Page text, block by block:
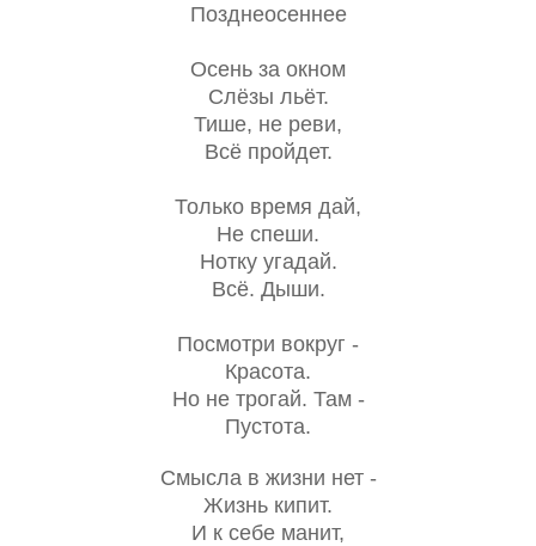
Позднеосеннее
Осень за окном
Слёзы льёт.
Тише, не реви,
Всё пройдет.
Только время дай,
Не спеши.
Нотку угадай.
Всё. Дыши.
Посмотри вокруг -
Красота.
Но не трогай. Там -
Пустота.
Смысла в жизни нет -
Жизнь кипит.
И к себе манит,